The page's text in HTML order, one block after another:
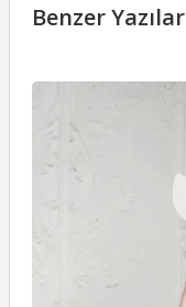
Benzer Yazılar